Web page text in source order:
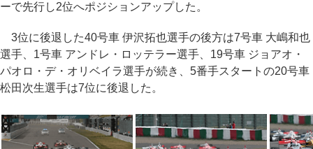
ーで先行し2位へポジションアップした。
3位に後退した40号車 伊沢拓也選手の後方は7号車 大嶋和也
選手、1号車 アンドレ・ロッテラー選手、19号車 ジョアオ・
パオロ・デ・オリベイラ選手が続き、5番手スタートの20号車
松田次生選手は7位に後退した。